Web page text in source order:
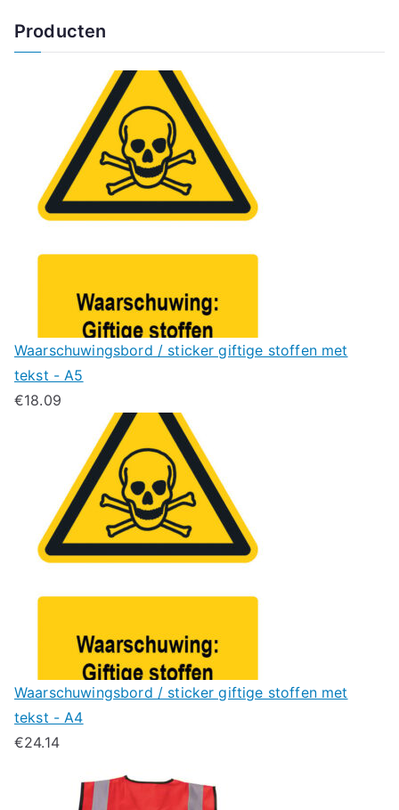
Producten
Waarschuwingsbord / sticker giftige stoffen met
tekst - A5
€18.09
Waarschuwingsbord / sticker giftige stoffen met
tekst - A4
€24.14